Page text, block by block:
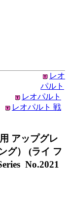
レオ
パルト
レオパルト
レオパルト 戦
アップグレ
グ） (ライ フ
No.2021